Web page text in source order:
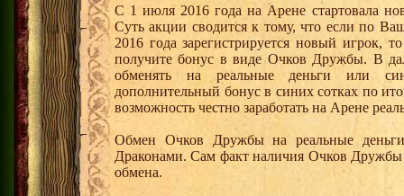
С 1 июля 2016 года на Арене стартовала
Суть акции сводится к тому, что если по
2016 года зарегистрируется новый
получите бонус в виде Очков Дружбы. В
обменять на реальные деньги или
дополнительный бонус в синих сотках по
возможность честно заработать на Арене
Обмен Очков Дружбы на реальные деньги
Драконами. Сам факт наличия Очков Дружбы
обмена.